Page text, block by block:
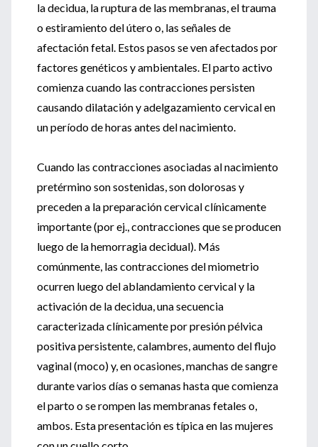
la decidua, la ruptura de las membranas, el trauma
o estiramiento del útero o, las señales de
afectación fetal. Estos pasos se ven afectados por
factores genéticos y ambientales. El parto activo
comienza cuando las contracciones persisten
causando dilatación y adelgazamiento cervical en
un período de horas antes del nacimiento.
Cuando las contracciones asociadas al nacimiento
pretérmino son sostenidas, son dolorosas y
preceden a la preparación cervical clínicamente
importante (por ej., contracciones que se producen
luego de la hemorragia decidual). Más
comúnmente, las contracciones del miometrio
ocurren luego del ablandamiento cervical y la
activación de la decidua, una secuencia
caracterizada clínicamente por presión pélvica
positiva persistente, calambres, aumento del flujo
vaginal (moco) y, en ocasiones, manchas de sangre
durante varios días o semanas hasta que comienza
el parto o se rompen las membranas fetales o,
ambos. Esta presentación es típica en las mujeres